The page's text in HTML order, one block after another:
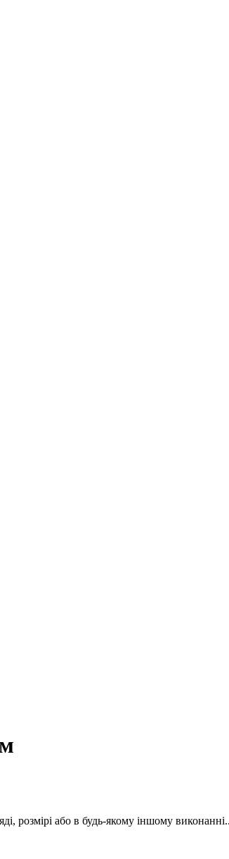
розмірі або в будь-якому іншому